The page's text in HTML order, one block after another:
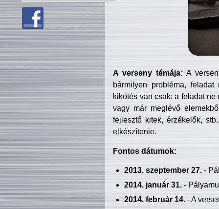
A verseny témája: A
bármilyen probléma, feladat
kikötés van csak: a feladat
vagy már meglévő
fejlesztő kitek, érzékelők,
elkészítenie.
Fontos dátumok:
2013. szeptember 27.-
2014. január 31.-
2014. február 14.- A